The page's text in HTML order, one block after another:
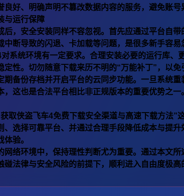
良好、明确声明不篡改数据内容的服务，避免账号
与运行保障
后，安全安装同样不容忽视。首先应通过平台自
中断导致的闪退、卡加载等问题，是很多新手容易
系统环境有一定要求。合理安装必要的运行库
定性。切勿随意下载来历不明的“万能补丁”，以免
期备份存档并开启平台的云同步功能。一旦系统
，这也是合法平台相比非正规版本的重要优势之一
取侠盗飞车4免费下载安全渠道与高速下载方法”
、选择可靠平台、并通过合理手段降低成本与提
体验。
网络环境中，保持理性判断尤为重要。通过本文
碰法律与安全风险的前提下，顺利进入自由度极